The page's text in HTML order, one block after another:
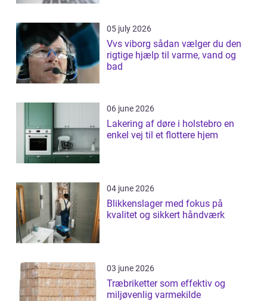
05 july 2026
Vvs viborg sådan vælger du den
rigtige hjælp til varme, vand og
bad
06 june 2026
Lakering af døre i holstebro en
enkel vej til et flottere hjem
04 june 2026
Blikkenslager med fokus på
kvalitet og sikkert håndværk
03 june 2026
Træbriketter som effektiv og
miljøvenlig varmekilde